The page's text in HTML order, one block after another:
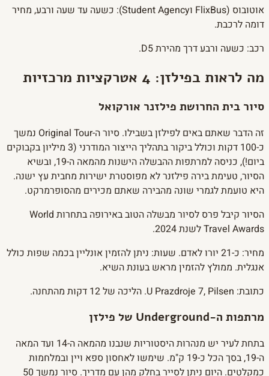
אוטובוס (FlixBus וStudent Agency): כשעה עד שעה ורבע, מחיר
דומה לרכבת.
רכב: כשעה ורבע דרך מהירת D5.
מה לראות בפילזן: 4 אטרקציות מרכזיות
סיור בית החרושת פילזנר אורקואל
זה הדבר שאתם באים לפילזן בשבילו. סיור ה-Original Tour נמשך
כ-100 דקות וכולל ביקור בתהליך הייצור המודרני (3 מיליון בקבוקים
ביום!), כניסה למרתפות ההבשלה הישנות מהמאה ה-19, ובשיא
הסיור, טעימת בירה פילזנר לא מפוסטרת ישירות מחבית עץ ישנה.
היא טועמת לגמרי שונה מהבירה שאתם מכירים מהסופרמרקט.
הסיור קיבל פרס לסיור מבשלה הטוב באירופה בתחרות World
Travel Awards לשנת 2024.
מחיר: כ-21 יורו לאדם. שעות: ניתן להזמין אונליין בכמה שפות כולל
אנגלית. ממולץ להזמין מראש בעונת השיא.
כתובת: U Prazdroje 7, Pilsen. הליכה של 12 דקות מהתחנה.
מרתפות ה-Underground של פילזן
בתחת לעיר יש מנהרות היסטוריות שנבנו מהמאה ה-14 ועד המאה
ה-19, בסך הכל כ-19 ק"מ. שימשו לאחסון ספא ויין ובמלחמות
כמקלטים. היום ניתן לסייר בחלק מהן עם מדריך. סיור נמשך 50